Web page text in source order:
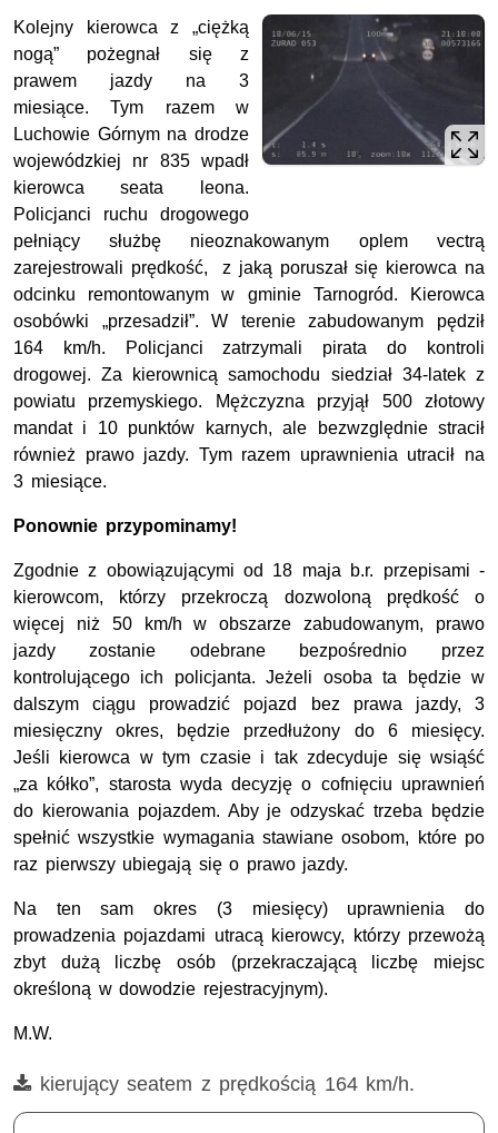
Kolejny kierowca z „ciężką
nogą” pożegnał się z
prawem jazdy na 3
miesiące. Tym razem w
Luchowie Górnym na drodze
wojewódzkiej nr 835 wpadł
kierowca seata leona.
Policjanci ruchu drogowego
pełniący służbę nieoznakowanym oplem vectrą
zarejestrowali prędkość, z jaką poruszał się kierowca na
odcinku remontowanym w gminie Tarnogród. Kierowca
osobówki „przesadził”. W terenie zabudowanym pędził
164 km/h. Policjanci zatrzymali pirata do kontroli
drogowej. Za kierownicą samochodu siedział 34-latek z
powiatu przemyskiego. Mężczyzna przyjął 500 złotowy
mandat i 10 punktów karnych, ale bezwzględnie stracił
również prawo jazdy. Tym razem uprawnienia utracił na
3 miesiące.
Ponownie przypominamy!
Zgodnie z obowiązującymi od 18 maja b.r. przepisami -
kierowcom, którzy przekroczą dozwoloną prędkość o
więcej niż 50 km/h w obszarze zabudowanym, prawo
jazdy zostanie odebrane bezpośrednio przez
kontrolującego ich policjanta. Jeżeli osoba ta będzie w
dalszym ciągu prowadzić pojazd bez prawa jazdy, 3
miesięczny okres, będzie przedłużony do 6 miesięcy.
Jeśli kierowca w tym czasie i tak zdecyduje się wsiąść
„za kółko”, starosta wyda decyzję o cofnięciu uprawnień
do kierowania pojazdem. Aby je odzyskać trzeba będzie
spełnić wszystkie wymagania stawiane osobom, które po
raz pierwszy ubiegają się o prawo jazdy.
Na ten sam okres (3 miesięcy) uprawnienia do
prowadzenia pojazdami utracą kierowcy, którzy przewożą
zbyt dużą liczbę osób (przekraczającą liczbę miejsc
określoną w dowodzie rejestracyjnym).
M.W.
Film
kierujący seatem z prędkością 164 km/h.